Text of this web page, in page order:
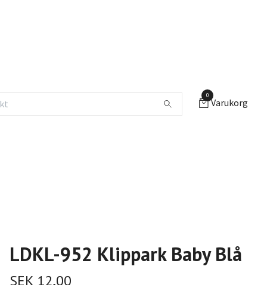
0
Varukorg
LDKL-952 Klippark Baby Blå
SEK 12,00